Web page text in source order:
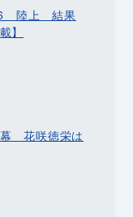
陸上 結果
】
花咲徳栄は